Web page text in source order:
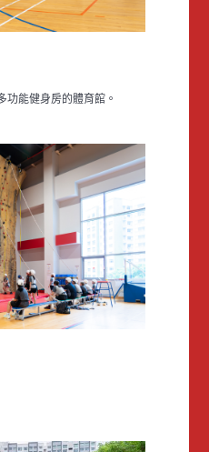
功能健身房的體育館。